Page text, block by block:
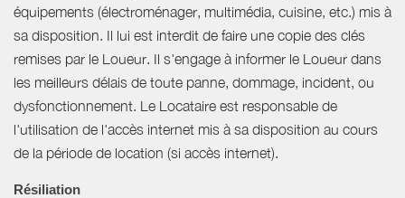
équipements (électroménager, multimédia, cuisine, etc.) mis à
sa disposition. Il lui est interdit de faire une copie des clés
remises par le Loueur. Il s'engage à informer le Loueur dans
les meilleurs délais de toute panne, dommage, incident, ou
dysfonctionnement. Le Locataire est responsable de
l'utilisation de l'accès internet mis à sa disposition au cours
de la période de location (si accès internet).
Résiliation